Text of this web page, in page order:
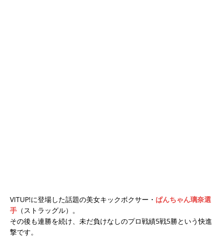
VITUP!に登場した話題の美女キックボクサー・ ぱんちゃん璃奈選
手 （ストラッグル）。
その後も連勝を続け、未だ負けなしのプロ戦績5戦5勝という快進
撃です。